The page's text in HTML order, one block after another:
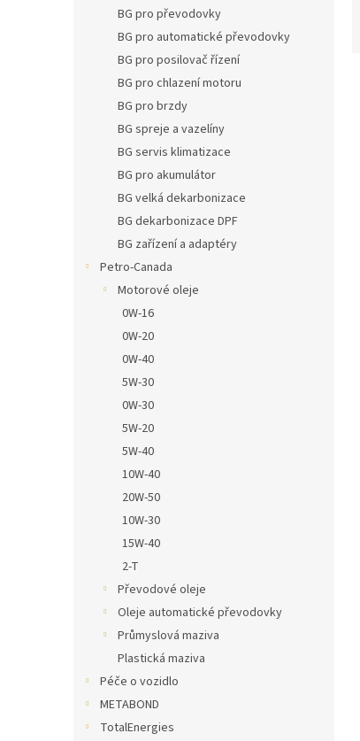
BG pro převodovky
BG pro automatické převodovky
BG pro posilovač řízení
BG pro chlazení motoru
BG pro brzdy
BG spreje a vazelíny
BG servis klimatizace
BG pro akumulátor
BG velká dekarbonizace
BG dekarbonizace DPF
BG zařízení a adaptéry
Petro-Canada
Motorové oleje
0W-16
0W-20
0W-40
5W-30
0W-30
5W-20
5W-40
10W-40
20W-50
10W-30
15W-40
2-T
Převodové oleje
Oleje automatické převodovky
Průmyslová maziva
Plastická maziva
Péče o vozidlo
METABOND
TotalEnergies